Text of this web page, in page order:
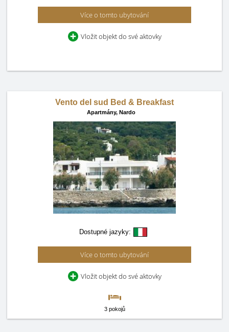
Více o tomto ubytování
Vložit objekt do své aktovky
Vento del sud Bed & Breakfast
Apartmány, Nardo
Dostupné jazyky:
Více o tomto ubytování
Vložit objekt do své aktovky
3 pokojů